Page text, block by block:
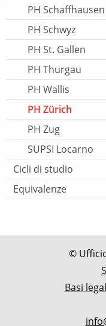
PH Schaffhausen
PH Schwyz
PH St. Gallen
PH Thurgau
PH Wallis
PH Zürich
PH Zug
SUPSI Locarno
Cicli di studio
Equivalenze
©
Basi